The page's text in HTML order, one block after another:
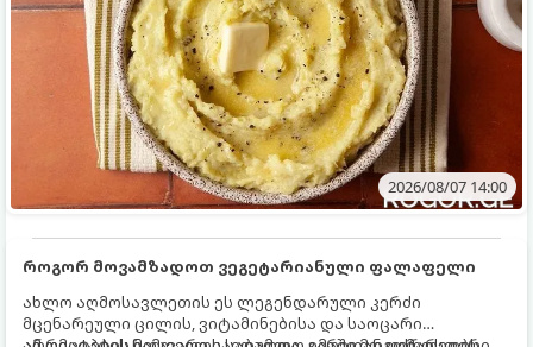
2026/08/07 14:00
როგორ მოვამზადოთ ვეგეტარიანული ფალაფელი
ახლო აღმოსავლეთის ეს ლეგენდარული კერძი
მცენარეული ცილის, ვიტამინებისა და საოცარი